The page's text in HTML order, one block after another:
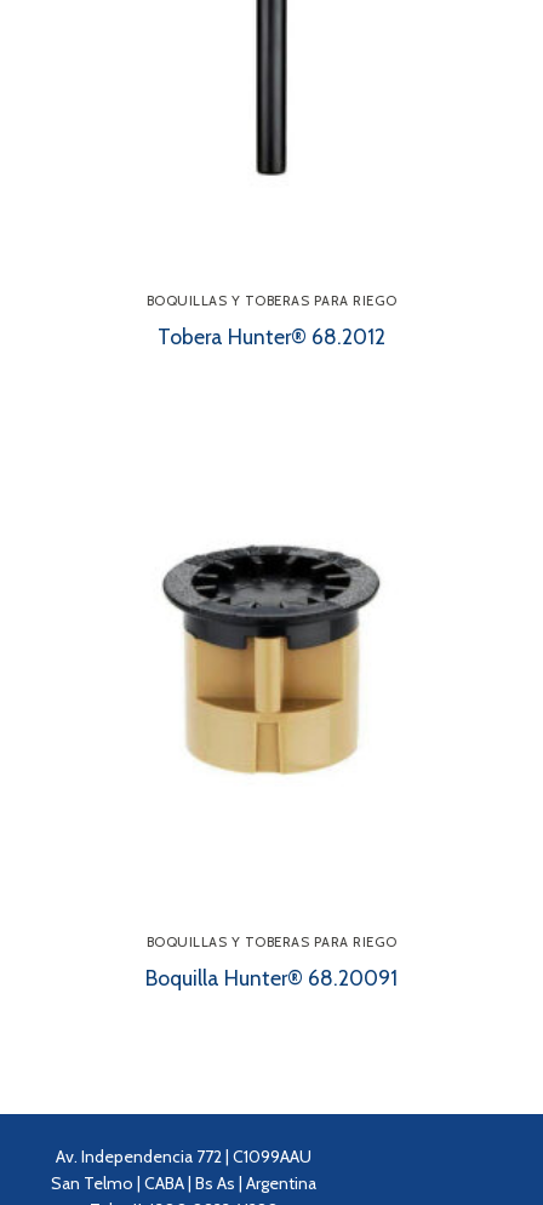
BOQUILLAS Y TOBERAS PARA RIEGO
Tobera Hunter® 68.2012
BOQUILLAS Y TOBERAS PARA RIEGO
Boquilla Hunter® 68.20091
Av. Independencia 772 | C1099AAU
San Telmo | CABA | Bs As | Argentina